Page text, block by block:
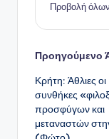
Προβολή
Προηγούμενο
Κρήτη: Άθλιες οι
συνθήκες
προσφύγων και
μεταναστών